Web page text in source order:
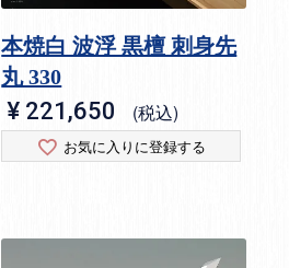
本焼白 波浮 黒檀 刺身先
丸 330
¥ 221,650 税込
お気に入りに登録する